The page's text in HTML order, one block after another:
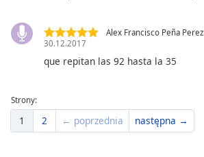
Text
Color
Text
Alex Francisco Peña Perez
30.12.2017
que repitan las 92 hasta la 35
Strony:
1 2 ← poprzednia następna →